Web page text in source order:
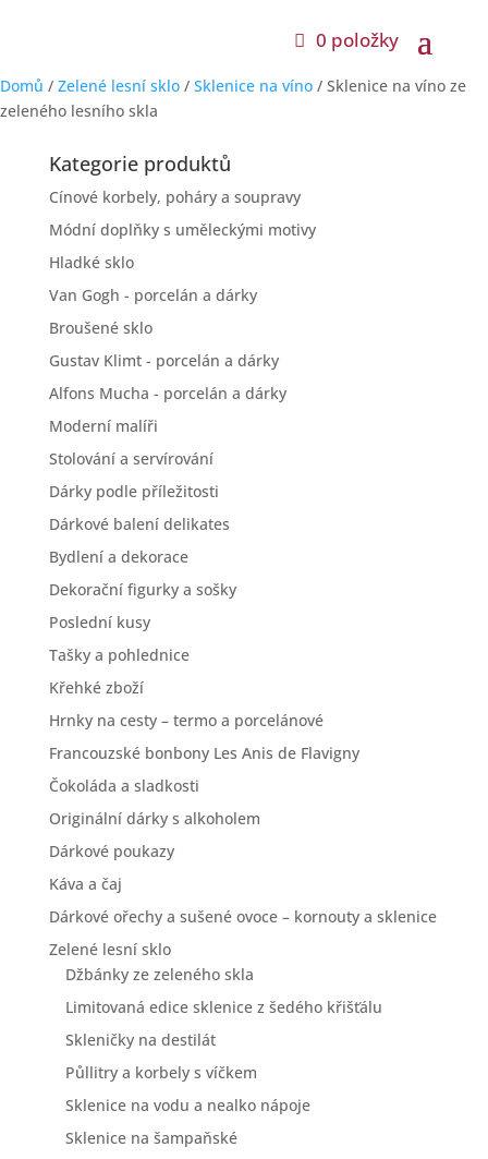
0 položky
Domů / Zelené lesní sklo / Sklenice na víno / Sklenice na víno ze
zeleného lesního skla
Kategorie produktů
Cínové korbely, poháry a soupravy
Módní doplňky s uměleckými motivy
Hladké sklo
Van Gogh - porcelán a dárky
Broušené sklo
Gustav Klimt - porcelán a dárky
Alfons Mucha - porcelán a dárky
Moderní malíři
Stolování a servírování
Dárky podle příležitosti
Dárkové balení delikates
Bydlení a dekorace
Dekorační figurky a sošky
Poslední kusy
Tašky a pohlednice
Křehké zboží
Hrnky na cesty – termo a porcelánové
Francouzské bonbony Les Anis de Flavigny
Čokoláda a sladkosti
Originální dárky s alkoholem
Dárkové poukazy
Káva a čaj
Dárkové ořechy a sušené ovoce – kornouty a sklenice
Zelené lesní sklo
Džbánky ze zeleného skla
Limitovaná edice sklenice z šedého křišťálu
Skleničky na destilát
Půllitry a korbely s víčkem
Sklenice na vodu a nealko nápoje
Sklenice na šampaňské